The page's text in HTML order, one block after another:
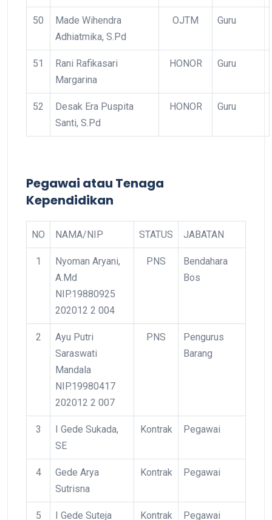
50
Made Wihendra
Adhiatmika, S.Pd
OJTM Guru
51
Rani Rafikasari
Margarina
HONOR Guru
52
Desak Era Puspita
Santi, S.Pd
HONOR Guru
Pegawai atau Tenaga
Kependidikan
NO NAMA/NIP STATUS JABATAN
1
Nyoman Aryani,
A.Md
NIP.19880925
202012 2 004
PNS
Bendahara
Bos
2
Ayu Putri
Saraswati
Mandala
NIP.19980417
202012 2 007
PNS
Pengurus
Barang
3
I Gede Sukada,
SE
Kontrak Pegawai
4
Gede Arya
Sutrisna
Kontrak Pegawai
5 I Gede Suteja Kontrak Pegawai